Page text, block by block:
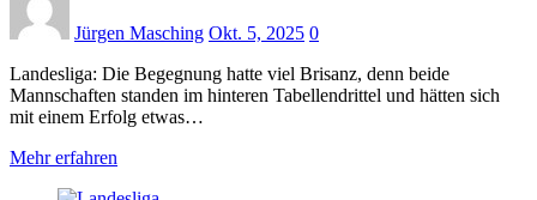
Jürgen Masching Okt. 5, 2025 0
Landesliga: Die Begegnung hatte viel Brisanz, denn beide
Mannschaften standen im hinteren Tabellendrittel und hätten sich
mit einem Erfolg etwas…
Mehr erfahren